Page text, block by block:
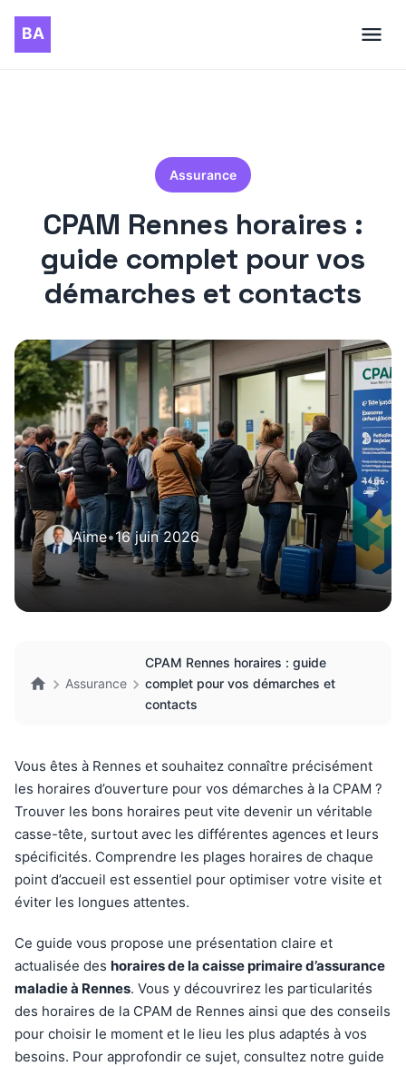
Assurance
CPAM Rennes horaires :
guide complet pour vos
démarches et contacts
Aime•16 juin 2026
Assurance
CPAM Rennes horaires : guide
complet pour vos démarches et
contacts
Vous êtes à Rennes et souhaitez connaître précisément
les horaires d’ouverture pour vos démarches à la CPAM ?
Trouver les bons horaires peut vite devenir un véritable
casse-tête, surtout avec les différentes agences et leurs
spécificités. Comprendre les plages horaires de chaque
point d’accueil est essentiel pour optimiser votre visite et
éviter les longues attentes.
Ce guide vous propose une présentation claire et
actualisée des horaires de la caisse primaire d’assurance
maladie à Rennes. Vous y découvrirez les particularités
des horaires de la CPAM de Rennes ainsi que des conseils
pour choisir le moment et le lieu les plus adaptés à vos
besoins. Pour approfondir ce sujet, consultez notre guide